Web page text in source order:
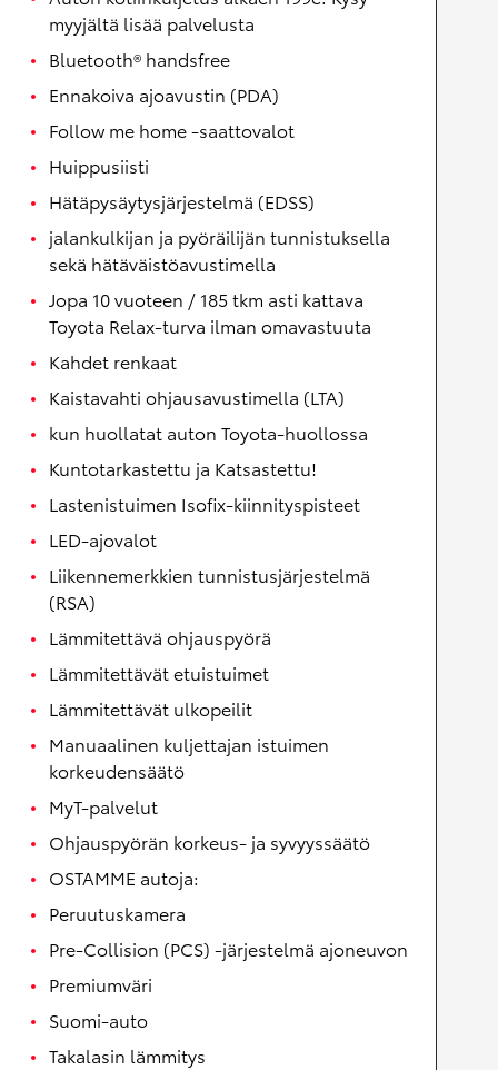
myyjältä lisää palvelusta
Bluetooth® handsfree
Ennakoiva ajoavustin (PDA)
Follow me home -saattovalot
Huippusiisti
Hätäpysäytysjärjestelmä (EDSS)
jalankulkijan ja pyöräilijän tunnistuksella
sekä hätäväistöavustimella
Jopa 10 vuoteen / 185 tkm asti kattava
Toyota Relax-turva ilman omavastuuta
Kahdet renkaat
Kaistavahti ohjausavustimella (LTA)
kun huollatat auton Toyota-huollossa
Kuntotarkastettu ja Katsastettu!
Lastenistuimen Isofix-kiinnityspisteet
LED-ajovalot
Liikennemerkkien tunnistusjärjestelmä
(RSA)
Lämmitettävä ohjauspyörä
Lämmitettävät etuistuimet
Lämmitettävät ulkopeilit
Manuaalinen kuljettajan istuimen
korkeudensäätö
MyT-palvelut
Ohjauspyörän korkeus- ja syvyyssäätö
OSTAMME autoja:
Peruutuskamera
Pre-Collision (PCS) -järjestelmä ajoneuvon
Premiumväri
Suomi-auto
Takalasin lämmitys